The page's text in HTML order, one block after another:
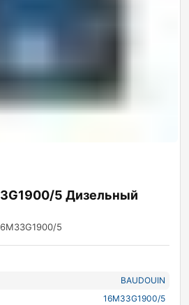
5 Дизельный
5
BAUDOUIN
16M33G1900/5